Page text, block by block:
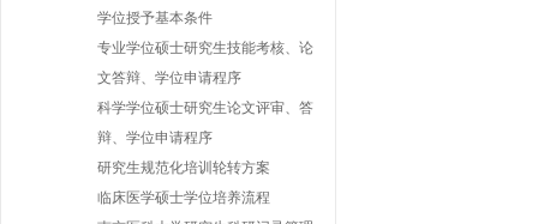
学位授予基本条件
专业学位硕士研究生技能考核、论
文答辩、学位申请程序
科学学位硕士研究生论文评审、答
辩、学位申请程序
研究生规范化培训轮转方案
临床医学硕士学位培养流程